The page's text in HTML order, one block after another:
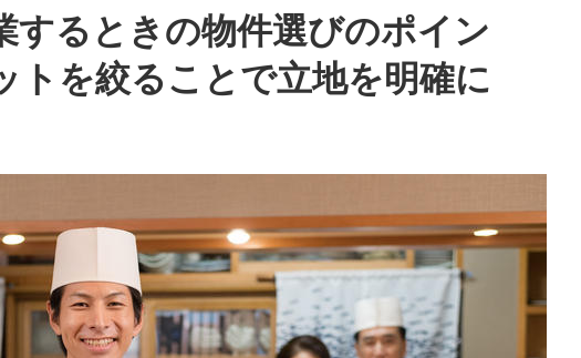
するときの物件選びのポイン
トを絞ることで立地を明確に